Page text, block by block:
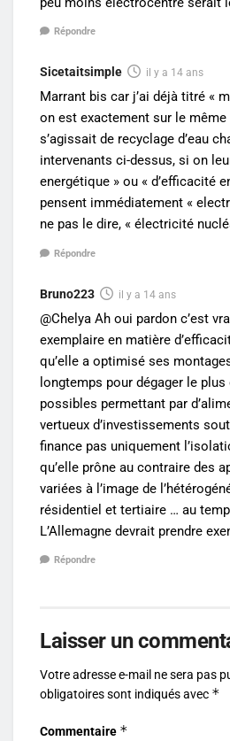
Répondre
Sicetaitsimple il y a 14 ans
Marrant bis car j’ai déjà titré «
on est exactement sur le même
s’agissait de recyclage d’eau
intervenants ci-dessus, si on
energétique » ou « d’efficacité
pensent immédiatement «
ne pas le dire, « électricité
Répondre
Bruno223 il y a 14 ans
@Chelya Ah oui pardon c’est
exemplaire en matière
qu’elle a optimisé ses
longtemps pour dégager le plus
possibles permettant par
vertueux d’investissements
finance pas uniquement
qu’elle prône au contraire des
variées à l’image de
résidentiel et tertiaire … au
L’Allemagne devrait prendre
Répondre
Laisser un
Votre adresse e-mail ne sera pas
obligatoires sont indiqués avec *
Commentaire *